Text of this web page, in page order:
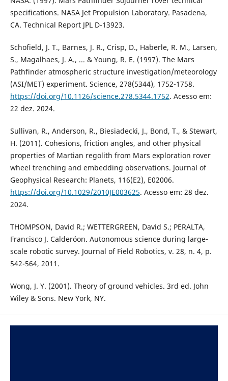
specifications. NASA Jet Propulsion Laboratory. Pasadena,
CA. Technical Report JPL D-13923.
Schofield, J. T., Barnes, J. R., Crisp, D., Haberle, R. M., Larsen,
S., Magalhaes, J. A., ... & Young, R. E. (1997). The Mars
Pathfinder atmospheric structure investigation/meteorology
(ASI/MET) experiment. Science, 278(5344), 1752-1758.
https://doi.org/10.1126/science.278.5344.1752. Acesso em:
22 dez. 2024.
Sullivan, R., Anderson, R., Biesiadecki, J., Bond, T., & Stewart,
H. (2011). Cohesions, friction angles, and other physical
properties of Martian regolith from Mars exploration rover
wheel trenching and embedding observations. Journal of
Geophysical Research: Planets, 116(E2), E02006.
https://doi.org/10.1029/2010JE003625. Acesso em: 28 dez.
2024.
THOMPSON, David R.; WETTERGREEN, David S.; PERALTA,
Francisco J. Calderóon. Autonomous science during large‐
scale robotic survey. Journal of Field Robotics, v. 28, n. 4, p.
542-564, 2011.
Wong, J. Y. (2001). Theory of ground vehicles. 3rd ed. John
Wiley & Sons. New York, NY.